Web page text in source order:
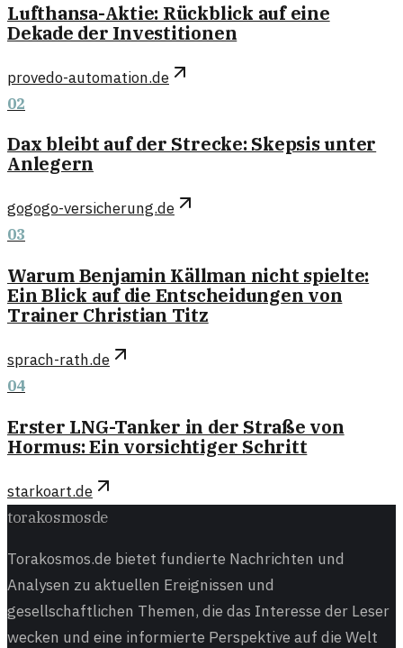
Lufthansa-Aktie: Rückblick auf eine
Dekade der Investitionen
provedo-automation.de
02
Dax bleibt auf der Strecke: Skepsis unter
Anlegern
gogogo-versicherung.de
03
Warum Benjamin Källman nicht spielte:
Ein Blick auf die Entscheidungen von
Trainer Christian Titz
sprach-rath.de
04
Erster LNG-Tanker in der Straße von
Hormus: Ein vorsichtiger Schritt
starkoart.de
torakosmosde
Torakosmos.de bietet fundierte Nachrichten und
Analysen zu aktuellen Ereignissen und
gesellschaftlichen Themen, die das Interesse der Leser
wecken und eine informierte Perspektive auf die Welt